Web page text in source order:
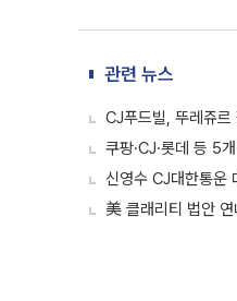
관련 뉴스
CJ푸드빌, 뚜레쥬
쿠팡·CJ·롯데 등 5
신영수 CJ대한통운
美 클래리티 법안